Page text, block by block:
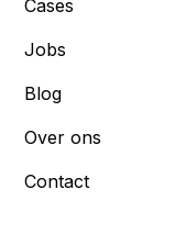
Cases
Jobs
Blog
Over ons
Contact